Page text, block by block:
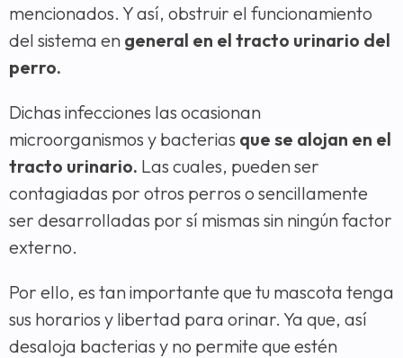
mencionados. Y así, obstruir el funcionamiento
del sistema en general en el tracto urinario del
perro.
Dichas infecciones las ocasionan
microorganismos y bacterias que se alojan en el
tracto urinario. Las cuales, pueden ser
contagiadas por otros perros o sencillamente
ser desarrolladas por sí mismas sin ningún factor
externo.
Por ello, es tan importante que tu mascota tenga
sus horarios y libertad para orinar. Ya que, así
desaloja bacterias y no permite que estén